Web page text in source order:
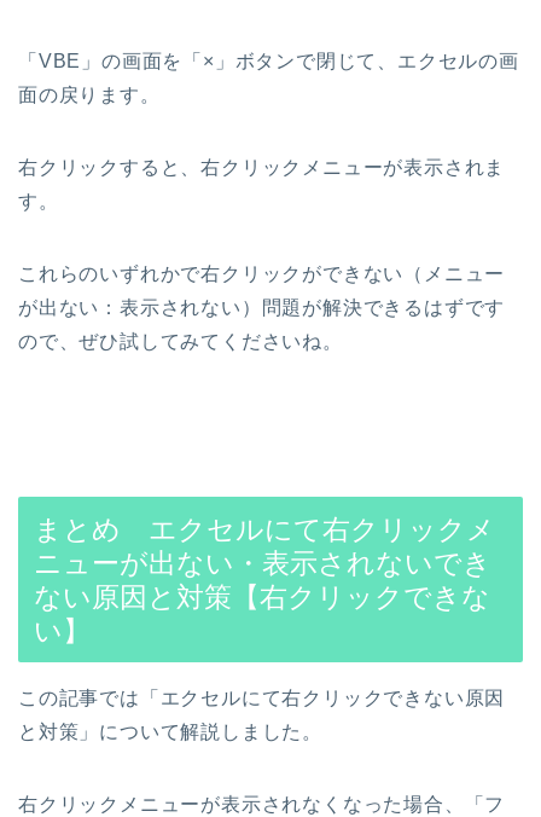
「VBE」の画面を「×」ボタンで閉じて、エクセルの画
面の戻ります。
右クリックすると、右クリックメニューが表示されま
す。
これらのいずれかで右クリックができない（メニュー
が出ない：表示されない）問題が解決できるはずです
ので、ぜひ試してみてくださいね。
まとめ エクセルにて右クリックメ
ニューが出ない・表示されないでき
ない原因と対策【右クリックできな
い】
この記事では「エクセルにて右クリックできない原因
と対策」について解説しました。
右クリックメニューが表示されなくなった場合、「フ